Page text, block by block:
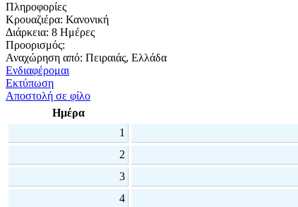
Πληροφορίες
Κρουαζιέρα: Κανονική
Διάρκεια: 8 Ημέρες
Προορισμός:
Αναχώρηση από: Πειραιάς, Ελλάδα
Ενδιαφέρομαι
Εκτύπωση
Αποστολή σε φίλο
Ημέρα
1
2
3
4